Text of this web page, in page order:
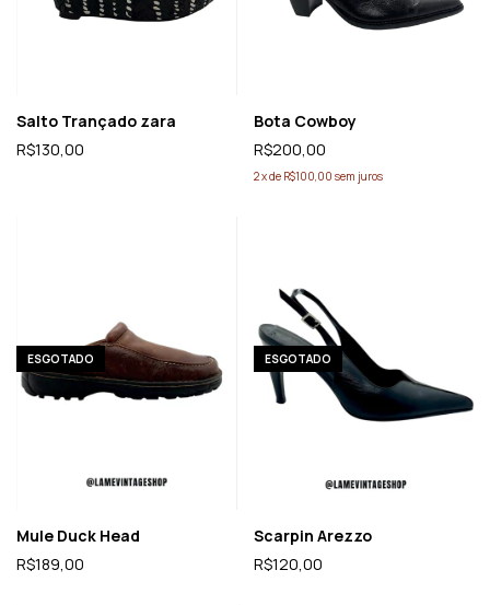
Salto Trançado zara
R$130,00
Bota Cowboy
R$200,00
2xde R$100,00 sem juros
ESGOTADO
Mule Duck Head
R$189,00
ESGOTADO
Scarpin Arezzo
R$120,00